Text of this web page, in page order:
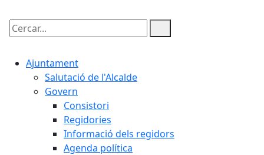
Cercar:
Ajuntament
Salutació de l'Alcalde
Govern
Consistori
Regidories
Informació dels regidors
Agenda política